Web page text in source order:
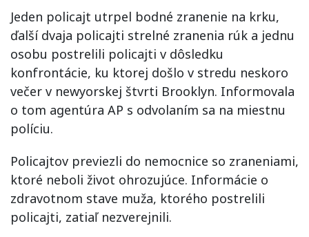
Jeden policajt utrpel bodné zranenie na krku,
ďalší dvaja policajti strelné zranenia rúk a jednu
osobu postrelili policajti v dôsledku
konfrontácie, ku ktorej došlo v stredu neskoro
večer v newyorskej štvrti Brooklyn. Informovala
o tom agentúra AP s odvolaním sa na miestnu
políciu.
Policajtov previezli do nemocnice so zraneniami,
ktoré neboli život ohrozujúce. Informácie o
zdravotnom stave muža, ktorého postrelili
policajti, zatiaľ nezverejnili.